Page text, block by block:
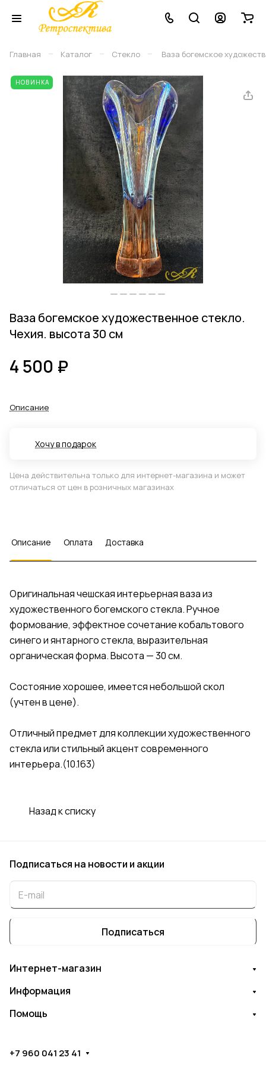
Главная – Каталог – Стекло – Ваза богемское
НОВИНКА
Ваза богемское художественное стекло.
Чехия. высота 30 см
4 500 ₽
Описание
Хочу в подарок
Цена действительна только для интернет-магазина и может
отличаться от цен в розничных магазинах
Описание Оплата Доставка
Оригинальная чешская интерьерная ваза из
художественного богемского стекла. Ручное
формование, эффектное сочетание кобальтового
синего и янтарного стекла, выразительная
органическая форма. Высота — 30 см.
Состояние хорошее, имеется небольшой скол
(учтен в цене).
Отличный предмет для коллекции художественного
стекла или стильный акцент современного
интерьера.(10.163)
Назад к списку
Подписаться на новости и акции
Подписаться
Интернет-магазин
Информация
Помощь
+7 960 041 23 41